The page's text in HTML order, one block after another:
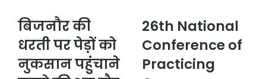
बिजनौर
धरती
पर
पेड़ों
बिजनौर की
धरती पर पेड़ों को
नुकसान पहुंचाने
26th
Conference
of
Practicing
26th National
Conference of
Practicing